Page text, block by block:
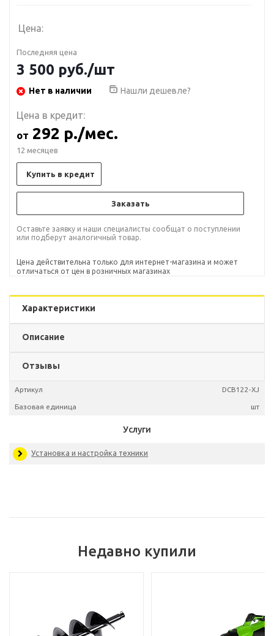
Цена:
Последняя цена
3 500 руб./шт
Нет в наличии Нашли дешевле?
Цена в кредит:
от 292 р./мес.
12 месяцев
Купить в кредит
Заказать
Оставьте заявку и наши специалисты сообщат о поступлении
или подберут аналогичный товар.
Цена действительна только для интернет-магазина и может
отличаться от цен в розничных магазинах
Характеристики
Описание
Отзывы
Установка и настройка техники
Недавно купили